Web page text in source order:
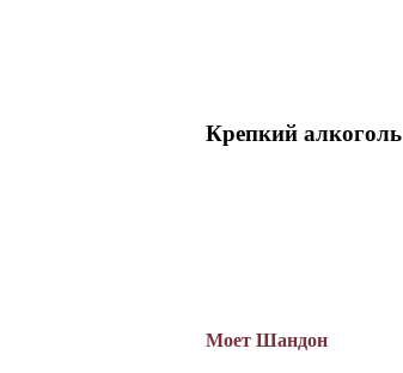
Крепкий алкоголь
Моет Шандон